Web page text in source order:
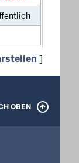
]
OBEN